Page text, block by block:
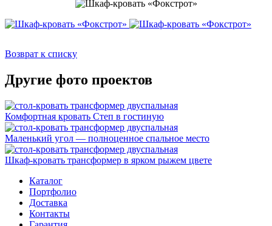
Возврат к списку
Другие фото проектов
Комфортная кровать Степ в гостиную
Маленький угол — полноценное спальное место
Шкаф-кровать трансформер в ярком рыжем цвете
Каталог
Портфолио
Доставка
Контакты